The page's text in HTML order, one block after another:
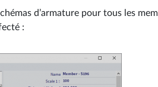
d’armature pour tous les
: